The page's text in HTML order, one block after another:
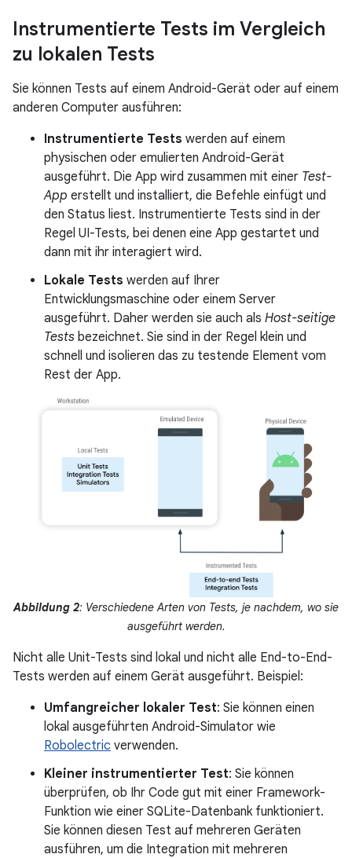
Instrumentierte Tests im Vergleich
zu lokalen Tests
Sie können Tests auf einem Android-Gerät oder auf einem
anderen Computer ausführen:
Instrumentierte Tests werden auf einem
physischen oder emulierten Android-Gerät
ausgeführt. Die App wird zusammen mit einer Test-
App erstellt und installiert, die Befehle einfügt und
den Status liest. Instrumentierte Tests sind in der
Regel UI-Tests, bei denen eine App gestartet und
dann mit ihr interagiert wird.
Lokale Tests werden auf Ihrer
Entwicklungsmaschine oder einem Server
ausgeführt. Daher werden sie auch als Host-seitige
Tests bezeichnet. Sie sind in der Regel klein und
schnell und isolieren das zu testende Element vom
Rest der App.
Abbildung 2: Verschiedene Arten von Tests, je nachdem, wo sie
ausgeführt werden.
Nicht alle Unit-Tests sind lokal und nicht alle End-to-End-
Tests werden auf einem Gerät ausgeführt. Beispiel:
Umfangreicher lokaler Test: Sie können einen
lokal ausgeführten Android-Simulator wie
Robolectric verwenden.
Kleiner instrumentierter Test: Sie können
überprüfen, ob Ihr Code gut mit einer Framework-
Funktion wie einer SQLite-Datenbank funktioniert.
Sie können diesen Test auf mehreren Geräten
ausführen, um die Integration mit mehreren